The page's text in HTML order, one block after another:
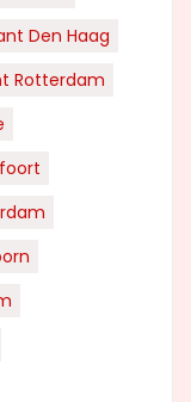
Den Haag
Rotterdam